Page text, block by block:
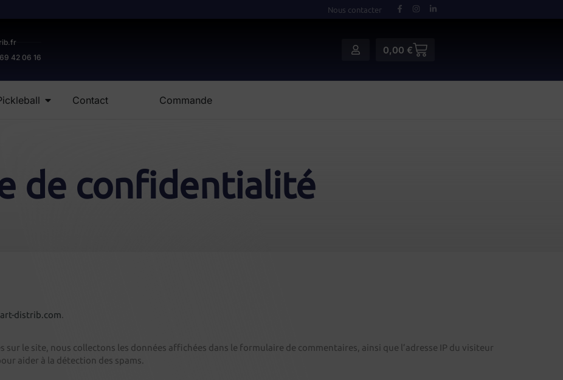
Nous contacter
42 06 16
0,00€
Contact Commande
de confidentialité
distrib.com.
le site, nous collectons les données affichées dans le formulaire de commentaires, ainsi que l’adresse IP du visiteur
aider à la détection des spams.